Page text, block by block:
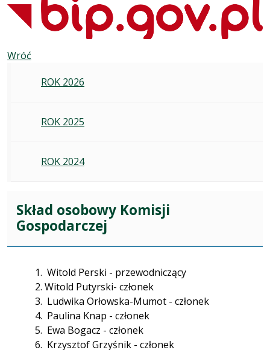
Wróć
ROK 2026
ROK 2025
ROK 2024
Skład osobowy Komisji
Gospodarczej
Witold Perski - przewodniczący
Witold Putyrski- członek
Ludwika Orłowska-Mumot - członek
Paulina Knap - członek
Ewa Bogacz - członek
Krzysztof Grzyśnik - członek